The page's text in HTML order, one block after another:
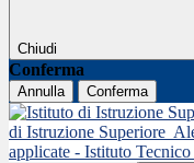
Chiudi
Conferma
Annulla Conferma
di Istruzione Superiore
applicate - Istituto